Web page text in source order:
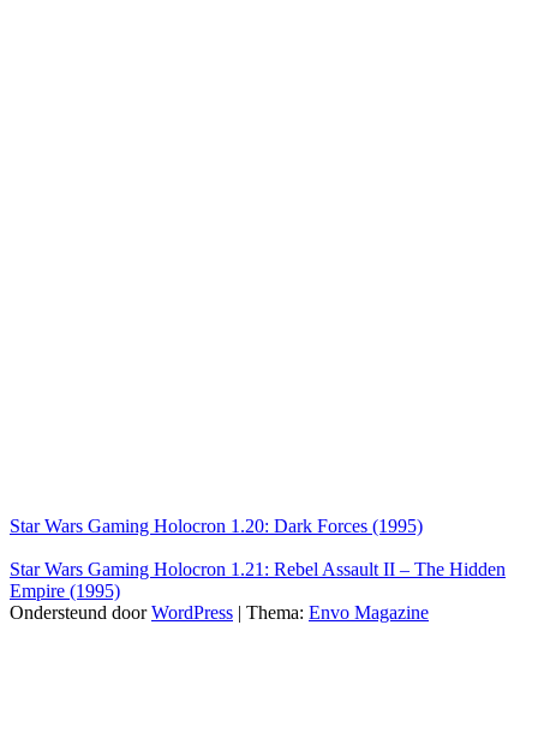
Star Wars Gaming Holocron 1.20: Dark Forces (1995)
Star Wars Gaming Holocron 1.21: Rebel Assault II – The Hidden
Empire (1995)
Ondersteund doorWordPress | Thema: Envo Magazine